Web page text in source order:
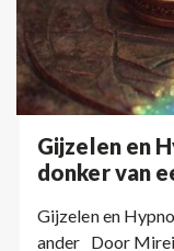
Gijzelen en
donker van
Gijzelen en
ander Door